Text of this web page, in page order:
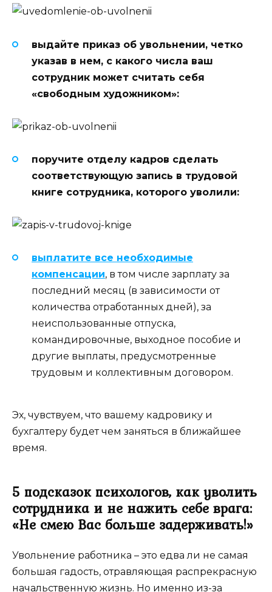
выдайте приказ об увольнении, четко
указав в нем, с какого числа ваш
сотрудник может считать себя
«свободным художником»:
поручите отделу кадров сделать
соответствующую запись в трудовой
книге сотрудника, которого уволили:
выплатите все необходимые
компенсации, в том числе зарплату за
последний месяц (в зависимости от
количества отработанных дней), за
неиспользованные отпуска,
командировочные, выходное пособие и
другие выплаты, предусмотренные
трудовым и коллективным договором.
Эх, чувствуем, что вашему кадровику и
бухгалтеру будет чем заняться в ближайшее
время.
5 подсказок психологов, как уволить
сотрудника и не нажить себе врага:
«Не смею Вас больше задерживать!»
Увольнение работника – это едва ли не самая
большая гадость, отравляющая распрекрасную
начальственную жизнь. Но именно из-за